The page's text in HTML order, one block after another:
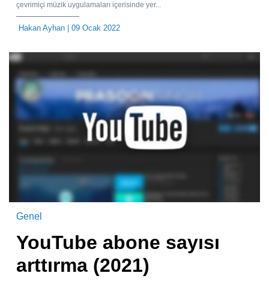
çevrimiçi müzik uygulamaları içerisinde yer...
Hakan Ayhan | 09 Ocak 2022
Genel
YouTube abone sayısı
arttırma (2021)